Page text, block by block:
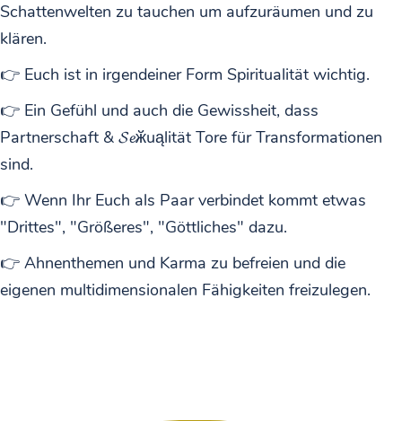
Schattenwelten zu tauchen um aufzuräumen und zu
klären.
👉 Euch ist in irgendeiner Form Spiritualität wichtig.
👉 Ein Gefühl und auch die Gewissheit, dass
Partnerschaft & 𝓢𝓮ӂuąlität Tore für Transformationen
sind.
👉 Wenn Ihr Euch als Paar verbindet kommt etwas
"Drittes", "Größeres", "Göttliches" dazu.
👉 Ahnenthemen und Karma zu befreien und die
eigenen multidimensionalen Fähigkeiten freizulegen.